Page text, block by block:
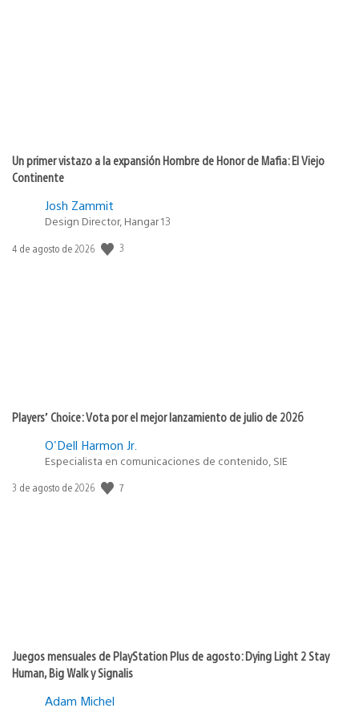
Un primer vistazo a la expansión Hombre de Honor de Mafia: El Viejo
Continente
Josh Zammit
Design Director, Hangar 13
Fecha
4 de agosto de 2026 3
Players’ Choice: Vota por el mejor lanzamiento de julio de 2026
O'Dell Harmon Jr.
Especialista en comunicaciones de contenido, SIE
Fecha
3 de agosto de 2026 7
Juegos mensuales de PlayStation Plus de agosto: Dying Light 2 Stay
Human, Big Walk y Signalis
Adam Michel